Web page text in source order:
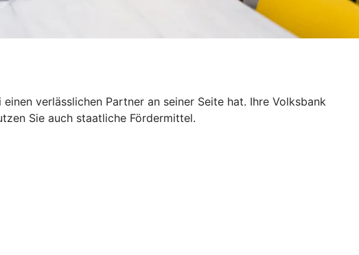
verlässlichen Partner an seiner Seite hat. Ihre Volksbank
Sie auch staatliche Fördermittel.